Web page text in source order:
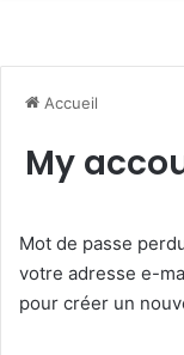
Accueil
My
Mot de passe
votre adresse e-
pour créer un